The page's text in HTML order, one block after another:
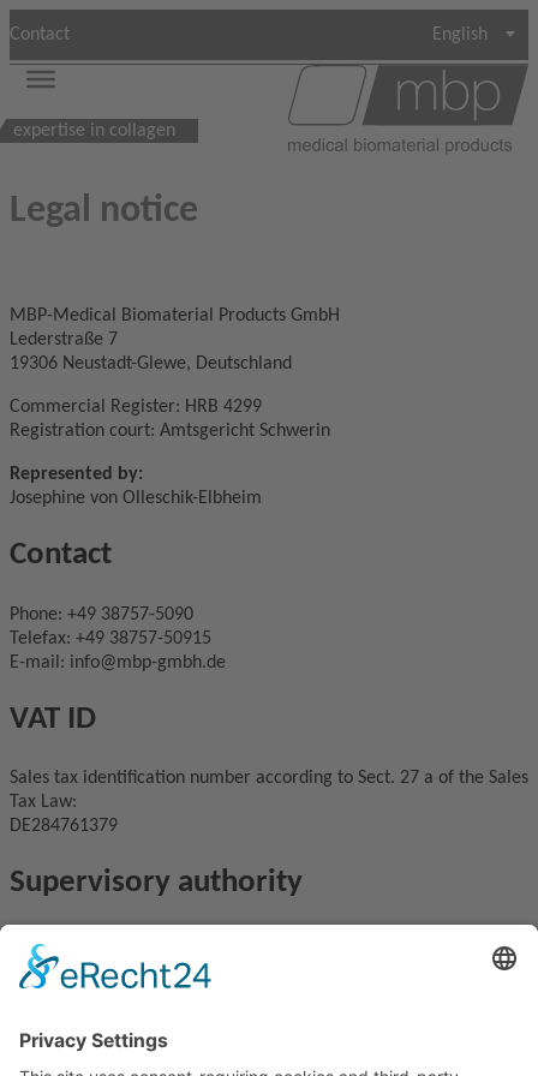
Contact English
expertise in collagen
Legal notice
MBP-Medical Biomaterial Products GmbH
Lederstraße 7
19306 Neustadt-Glewe, Deutschland
Commercial Register: HRB 4299
Registration court: Amtsgericht Schwerin
Represented by:
Josephine von Olleschik-Elbheim
Contact
Phone: +49 38757-5090
Telefax: +49 38757-50915
E-mail: info@mbp-gmbh.de
VAT ID
Sales tax identification number according to Sect. 27 a of the Sales
Tax Law:
DE284761379
Supervisory authority
DE/CA81
Landesamt für Gesundheit und Soziales
Abteilung Arbeitsschutz und technische Sicherheit
18055 Rostock